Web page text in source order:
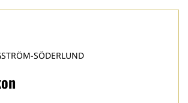
SÖDERLUND